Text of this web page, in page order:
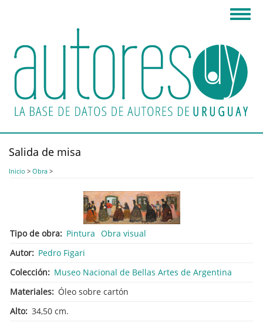
principal
Salida de misa
Inicio > Obra >
Tipo de obra Pintura Obra visual
Autor
Pedro Figari
Colección
Museo Nacional de Bellas Artes de Argentina
Materiales
Óleo sobre cartón
Alto 34,50 cm.